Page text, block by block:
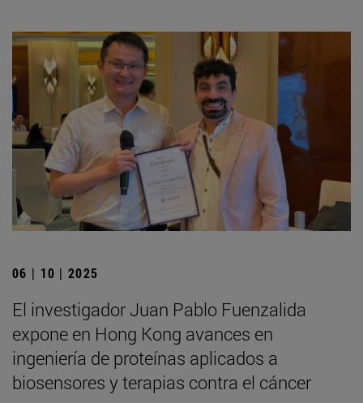
06 | 10 | 2025
El investigador Juan Pablo Fuenzalida
expone en Hong Kong avances en
ingeniería de proteínas aplicados a
biosensores y terapias contra el cáncer